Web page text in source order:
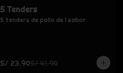
5 Tenders
5 tenders de pollo de 1 sabor
S/ 23.90S/ 41.90